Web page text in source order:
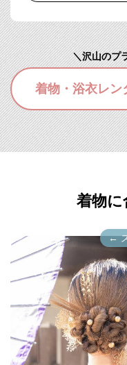
＼沢山のプ
着物・浴衣レン
着物に